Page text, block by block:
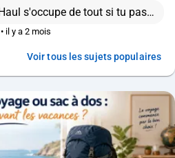
Amazon Haul s'occupe de tout si tu passes par le vendeur Haul Global qui n'est autre que Amazon. Tu payes en gros comme un forfait de frais de douanes, si finalement c'est plus, on ne te facturera pas plus. Depuis le 1er mars 2026, tu as une taxe “petits colis” de 2€ pour les colis de moins 150€ en plus de la TVA à l'importation. Bref, à part si l'article n'est vraiment pas dispo dans les boutiques classiques, mieux vaut peut être passé son tour ...
• il y a 2 mois
Voir tous les sujets populaires